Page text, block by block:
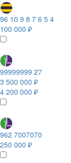
96 10 9 8 7 6 5 4
100 000 ₽
99999999 27
3 500 000 ₽
4 200 000 ₽
962 7007070
250 000 ₽